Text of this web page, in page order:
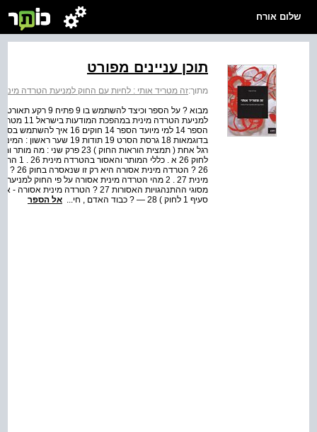
שלום אורח
תוכן עניינים מפורט
מתוך:זה מטריד אותי : לחיות עם החוק למניעת הטרדה מינית
בדוגמאות 18 גרסת הסרט
לחוק
26 ?
סעיף 1 לחוק ) 28 — ? כבוד האדם , חי... אל הספר